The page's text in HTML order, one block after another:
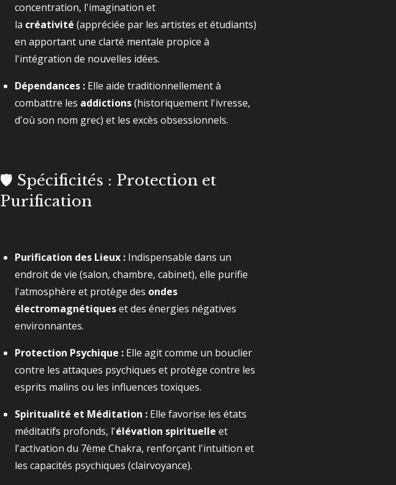
concentration, l'imagination et
la créativité (appréciée par les artistes et étudiants)
en apportant une clarté mentale propice à
l'intégration de nouvelles idées.
Dépendances : Elle aide traditionnellement à
combattre les addictions(historiquement l'ivresse,
d'où son nom grec) et les excès obsessionnels.
🛡️ Spécificités : Protection et
Purification
Purification des Lieux : Indispensable dans un
endroit de vie (salon, chambre, cabinet), elle purifie
l'atmosphère et protège des ondes
électromagnétiqueset des énergies négatives
environnantes.
Protection Psychique : Elle agit comme un bouclier
contre les attaques psychiques et protège contre les
esprits malins ou les influences toxiques.
Spiritualité et Méditation : Elle favorise les états
méditatifs profonds, l'élévation spirituelle et
l'activation du 7ème Chakra, renforçant l'intuition et
les capacités psychiques (clairvoyance).